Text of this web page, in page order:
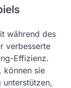
während des
verbesserte
Effizienz.
können sie
unterstützen,